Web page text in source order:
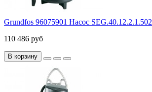
Grundfos 96075901 Насос SEG.40.12.2.1.502
110 486 руб
В корзину